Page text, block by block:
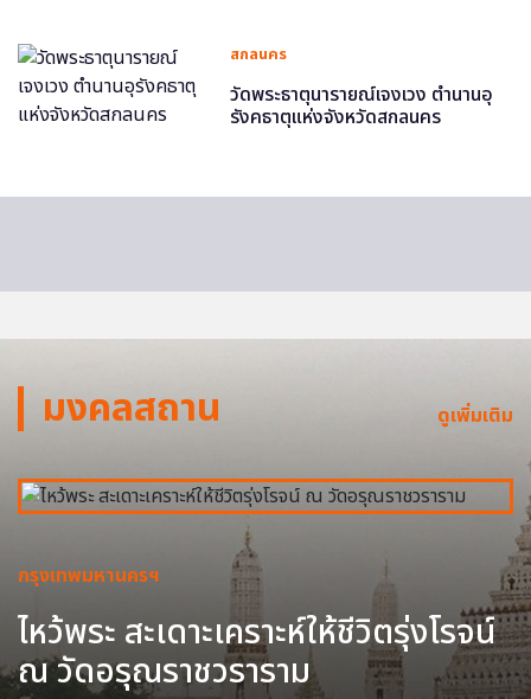
สกลนคร
วัดพระธาตุนารายณ์เจงเวง ตำนานอุ
รังคธาตุแห่งจังหวัดสกลนคร
มงคลสถาน ดูเพิ่มเติม
กรุงเทพมหานครฯ
ไหว้พระ สะเดาะเคราะห์ให้ชีวิตรุ่งโรจน์
ณ วัดอรุณราชวราราม